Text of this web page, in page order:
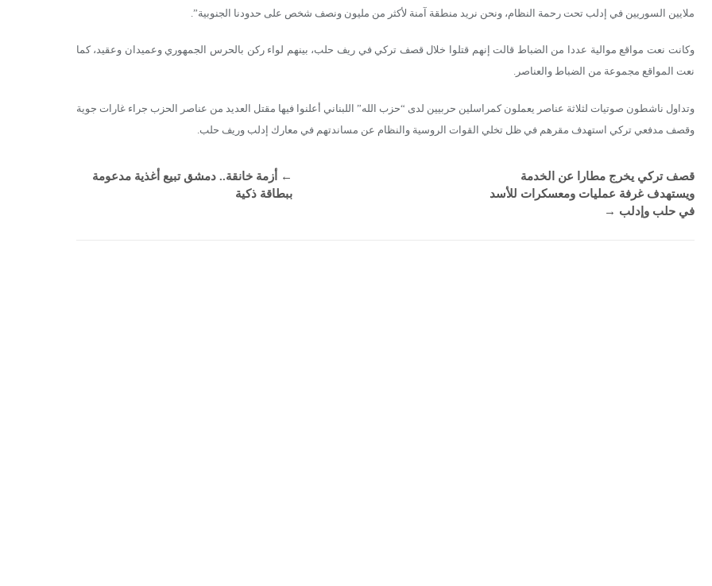
ملايين السوريين في إدلب تحت رحمة النظام، ونحن نريد منطقة آمنة لأكثر من مليون ونصف شخص على حدودنا الجنوبية”.
وكانت نعت مواقع موالية عددا من الضباط قالت إنهم قتلوا خلال قصف تركي في ريف حلب، بينهم لواء ركن بالحرس الجمهوري وعميدان وعقيد، كما
نعت المواقع مجموعة من الضباط والعناصر.
وتداول ناشطون صوتيات لثلاثة عناصر يعملون كمراسلين حربيين لدى “حزب الله” اللبناني أعلنوا فيها مقتل العديد من عناصر الحزب جراء غارات جوية
وقصف مدفعي تركي استهدف مقرهم في ظل تخلي القوات الروسية والنظام عن مساندتهم في معارك إدلب وريف حلب.
←
أزمة خانقة.. دمشق تبيع أغذية مدعومة
ببطاقة ذكية
قصف تركي يخرج مطارا عن الخدمة
ويستهدف غرفة عمليات ومعسكرات للأسد
في حلب وإدلب →